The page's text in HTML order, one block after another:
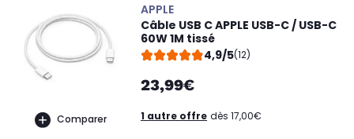
Comparer
APPLE
Câble USB C APPLE USB-C / USB-C
60W 1M tissé
4,9/5(12)
23,99€
1 autre offre dès 17,00€